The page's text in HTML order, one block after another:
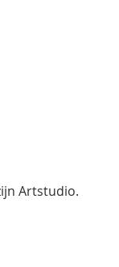
Artstudio.